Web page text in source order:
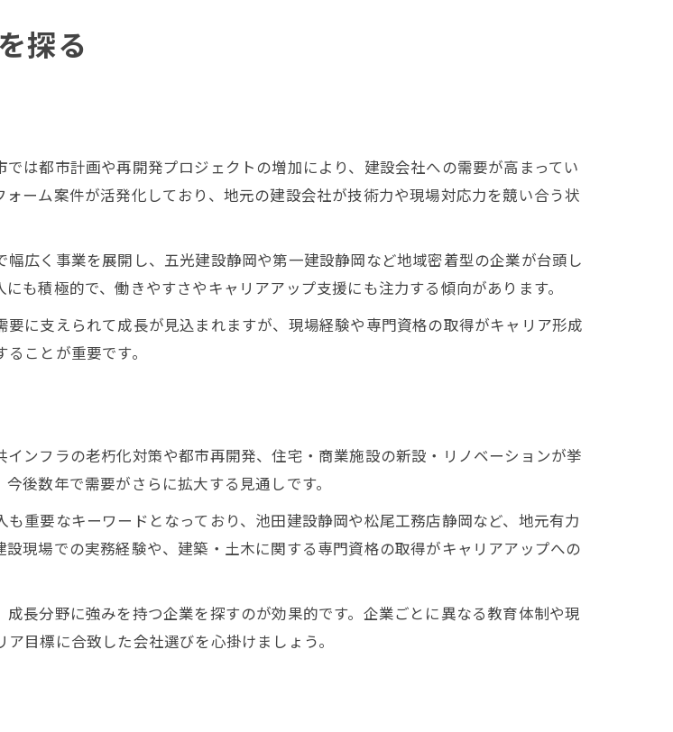
を叶える建設会社の特徴
キャリアアップを目指す選択基準
成長できる企業環境の条件とは
会社ランキングから見る成長企業
びで重視したい働きやすさ基準
設企業が提供する職場環境の特徴
建設会社に共通するポイント解説
求められるワークライフバランス
押さえたい静岡市のポイント
社ランキングから見る選び方のコツ
定した建設会社を見極める方法
技術力が求められる理由と背景
探る
は都市計画や再開発プロジェクトの増加により、建設会社への需要が高まってい
ーム案件が活発化しており、地元の建設会社が技術力や現場対応力を競い合う状
広く事業を展開し、五光建設静岡や第一建設静岡など地域密着型の企業が台頭し
も積極的で、働きやすさやキャリアアップ支援にも注力する傾向があります。
に支えられて成長が見込まれますが、現場経験や専門資格の取得がキャリア形成
ことが重要です。
ンフラの老朽化対策や都市再開発、住宅・商業施設の新設・リノベーションが挙
後数年で需要がさらに拡大する見通しです。
重要なキーワードとなっており、池田建設静岡や松尾工務店静岡など、地元有力
現場での実務経験や、建築・土木に関する専門資格の取得がキャリアアップへの
長分野に強みを持つ企業を探すのが効果的です。企業ごとに異なる教育体制や現
目標に合致した会社選びを心掛けましょう。